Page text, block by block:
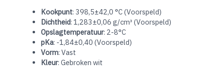
Kookpunt: 398,5±42,0 °C (Voorspeld)
Dichtheid: 1,283±0,06 g/cm³ (Voorspeld)
Opslagtemperatuur: 2-8°C
pKa: -1,84±0,40 (Voorspeld)
Vorm: Vast
Kleur: Gebroken wit